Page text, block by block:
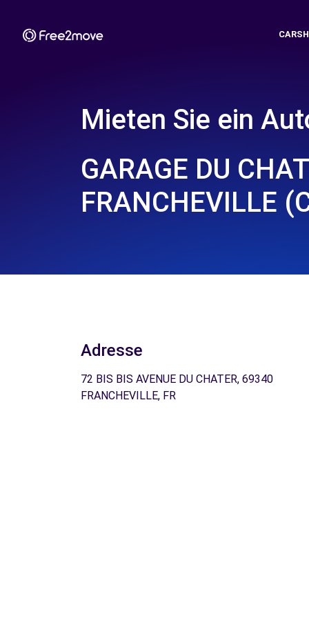
Mieten Sie ein
GARAGE DU
FRANCHEVILLE
Adresse
72 BIS BIS AVENUE DU CHATER, 69340
FRANCHEVILLE, FR